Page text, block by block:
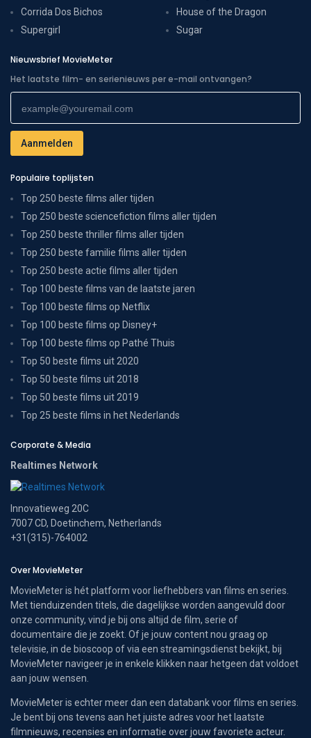
Corrida Dos Bichos
Supergirl
House of the Dragon
Sugar
Nieuwsbrief MovieMeter
Het laatste film- en serienieuws per e-mail ontvangen?
Populaire toplijsten
Top 250 beste films aller tijden
Top 250 beste sciencefiction films aller tijden
Top 250 beste thriller films aller tijden
Top 250 beste familie films aller tijden
Top 250 beste actie films aller tijden
Top 100 beste films van de laatste jaren
Top 100 beste films op Netflix
Top 100 beste films op Disney+
Top 100 beste films op Pathé Thuis
Top 50 beste films uit 2020
Top 50 beste films uit 2018
Top 50 beste films uit 2019
Top 25 beste films in het Nederlands
Corporate & Media
Realtimes Network
Innovatieweg 20C
7007 CD, Doetinchem, Netherlands
+31(315)-764002
Over MovieMeter
MovieMeter is hét platform voor liefhebbers van films en series.
Met tienduizenden titels, die dagelijkse worden aangevuld door
onze community, vind je bij ons altijd de film, serie of
documentaire die je zoekt. Of je jouw content nou graag op
televisie, in de bioscoop of via een streamingsdienst bekijkt, bij
MovieMeter navigeer je in enkele klikken naar hetgeen dat voldoet
aan jouw wensen.
MovieMeter is echter meer dan een databank voor films en series.
Je bent bij ons tevens aan het juiste adres voor het laatste
filmnieuws, recensies en informatie over jouw favoriete acteur.